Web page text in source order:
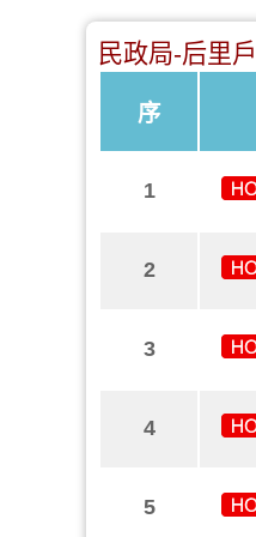
民政局-后里
序
1
2
3
4
5